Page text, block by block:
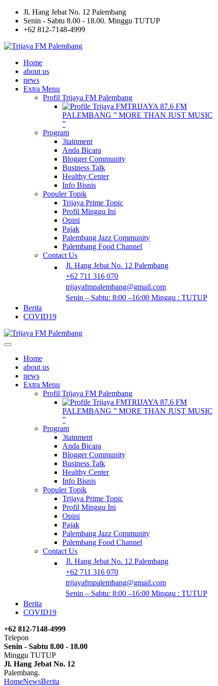
Jl. Hang Jebat No. 12 Palembang
Senin - Sabtu 8.00 - 18.00. Minggu TUTUP
+62 812-7148-4999
Home
about us
news
Extra Menu
Profil Trijaya FM Palembang
TRIJAYA 87.6 FM
PALEMBANG ” MORE THAN JUST MUSIC
”
Program
3tainment
Anda Bicara
Blogger Community
Business Talk
Healthy Center
Info Bisnis
Populer Topik
Trijaya Prime Topic
Profil Minggu Ini
Opini
Pajak
Palembang Jazz Community
Palembang Food Channel
Contact Us
Jl. Hang Jebat No. 12 Palembang
+62 711 316 070
trijayafmpalembang@gmail.com
Senin – Sabtu: 8:00 –16:00 Minggu : TUTUP
Berita
COVID19
Home
about us
news
Extra Menu
Profil Trijaya FM Palembang
TRIJAYA 87.6 FM
PALEMBANG ” MORE THAN JUST MUSIC
”
Program
3tainment
Anda Bicara
Blogger Community
Business Talk
Healthy Center
Info Bisnis
Populer Topik
Trijaya Prime Topic
Profil Minggu Ini
Opini
Pajak
Palembang Jazz Community
Palembang Food Channel
Contact Us
Jl. Hang Jebat No. 12 Palembang
+62 711 316 070
trijayafmpalembang@gmail.com
Senin – Sabtu: 8:00 –16:00 Minggu : TUTUP
Berita
COVID19
+62 812-7148-4999
Telepon
Senin - Sabtu 8.00 - 18.00
Minggu TUTUP
Jl. Hang Jebat No. 12
Palembang.
HomeNewsBerita